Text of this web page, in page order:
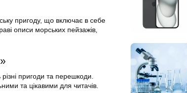
пригоду, що включає в себе
описи морських пейзажів,
пригоди та перешкоди.
та цікавими для читачів.